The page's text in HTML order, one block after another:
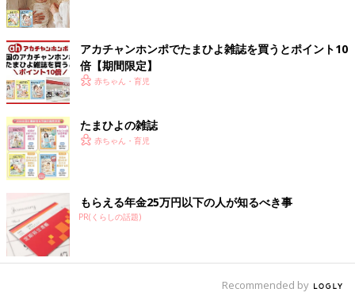
アカチャンホンポでたまひよ雑誌を買うとポイント10
倍【期間限定】
赤ちゃん・育児
たまひよの雑誌
赤ちゃん・育児
もらえる年金25万円以下の人が知るべき事
PR(くらしの話題)
Recommended by